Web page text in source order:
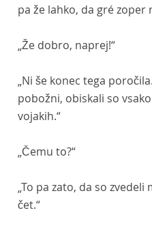
pa že lahko, da gré zoper
„Že dobro, naprej!“
„Ni še konec tega
pobožni, obiskali so
vojakih.“
„Čemu to?“
„To pa zato, da so
čet.“